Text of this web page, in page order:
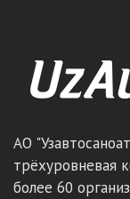
АО
трёхуровневая
более 60